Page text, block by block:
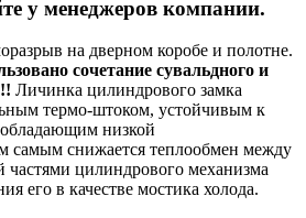
у менеджеров компании.
на дверном коробе и полотне.
сочетание сувальдного и
Личинка цилиндрового замка
термо-штоком, устойчивым к
низкой
самым снижается теплообмен между
цилиндрового механизма
его в качестве мостика холода.